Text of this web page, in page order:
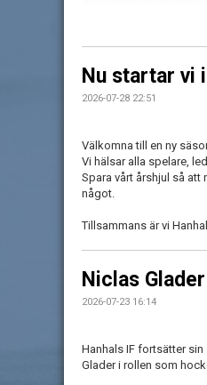
Nu startar vi
2026-07-28 22:51
Välkomna till en ny
Vi hälsar alla spelare,
Spara vårt årshjul så att
något.
Tillsammans är vi
Niclas
2026-07-23 16:14
Hanhals IF fortsätter
Glader i rollen som